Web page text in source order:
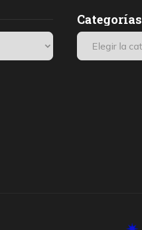
Categorías